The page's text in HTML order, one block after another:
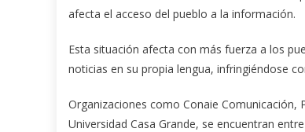
afecta el acceso del pueblo a la información.
Esta situación afecta con más fuerza a los
noticias en su propia lengua, infringiéndose
Organizaciones como Conaie Comunicación,
Universidad Casa Grande, se encuentran